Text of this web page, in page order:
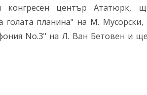
конгресен център Ататюрк,
планина" на М. Мусорски,
No.3" на Л. Ван Бетовен и